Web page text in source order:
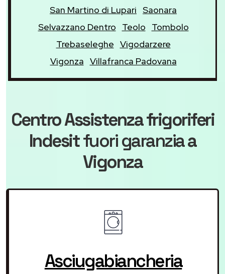
San Martino di Lupari Saonara
Selvazzano Dentro
Teolo
Tombolo
Trebaseleghe Vigodarzere
Vigonza Villafranca Padovana
Centro Assistenza frigoriferi
Indesitfuori garanziaa
Vigonza
Asciugabiancheria